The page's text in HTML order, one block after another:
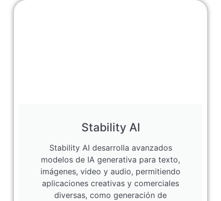
Stability AI
Stability AI desarrolla avanzados
modelos de IA generativa para texto,
imágenes, video y audio, permitiendo
aplicaciones creativas y comerciales
diversas, como generación de